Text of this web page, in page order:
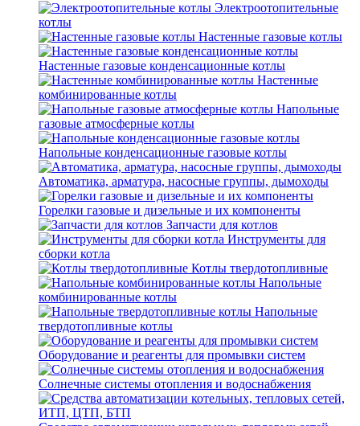
Электроотопительные
котлы
Настенные газовые котлы
Настенные газовые конденсационные котлы
Настенные
комбинированные котлы
Напольные
газовые атмосферные котлы
Напольные конденсационные газовые котлы
Автоматика, арматура, насосные группы, дымоходы
Горелки газовые и дизельные и их компоненты
Запчасти для котлов
Инструменты для
сборки котла
Котлы твердотопливные
Напольные
комбинированные котлы
Напольные
твердотопливные котлы
Оборудование и реагенты для промывки систем
Солнечные системы отопления и водоснабжения